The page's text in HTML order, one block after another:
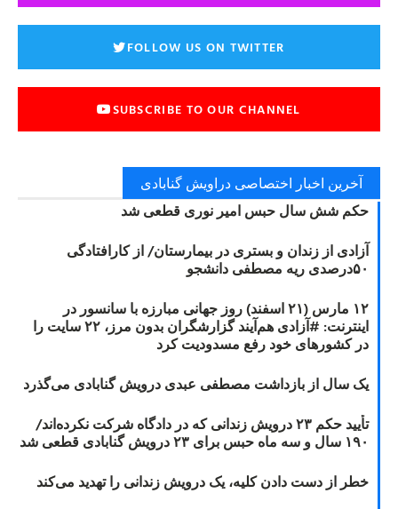
FOLLOW US ON TWITTER
SUBSCRIBE TO OUR CHANNEL
آخرین اخبار اختصاصی دراویش گنابادی
حکم شش سال حبس امیر نوری قطعی شد
آزادی از زندان و بستری در بیمارستان/ از کارافتادگی
۵۰درصدی ریه مصطفی دانشجو
۱۲ مارس (۲۱ اسفند) روز جهانی مبارزه با سانسور در
اینترنت: #آزادی هم‌آیند گزارشگران‌ بدون مرز، ۲۲ سایت را
در کشورهای خود رفع مسدودیت کرد
یک سال از بازداشت مصطفی عبدی درویش گنابادی می‌گذرد
تأیید حکم ۲۳ درویش زندانی که در دادگاه شرکت نکرده‌اند/
۱۹۰ سال و سه ماه حبس برای ۲۳ درویش گنابادی قطعی شد
خطر از دست دادن کلیه، یک درویش زندانی را تهدید می‌کند